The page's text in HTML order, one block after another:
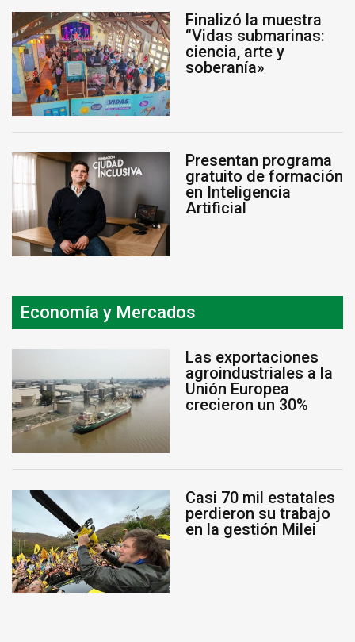
Finalizó la muestra
“Vidas submarinas:
ciencia, arte y
soberanía»
Presentan programa
gratuito de formación
en Inteligencia
Artificial
Economía y Mercados
Las exportaciones
agroindustriales a la
Unión Europea
crecieron un 30%
Casi 70 mil estatales
perdieron su trabajo
en la gestión Milei